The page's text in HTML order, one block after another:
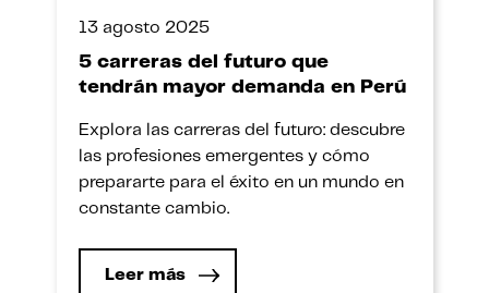
13 agosto 2025
5 carreras del futuro que
tendrán mayor demanda en Perú
Explora las carreras del futuro: descubre
las profesiones emergentes y cómo
prepararte para el éxito en un mundo en
constante cambio.
Leer más